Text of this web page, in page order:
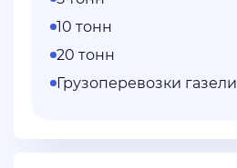
10 тонн
20 тонн
Грузоперевозки газели